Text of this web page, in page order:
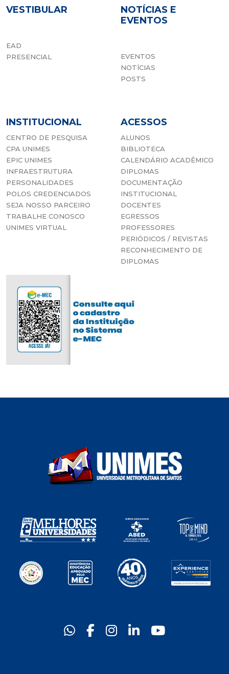
VESTIBULAR
EAD
PRESENCIAL
NOTÍCIAS E
EVENTOS
EVENTOS
NOTÍCIAS
POSTS
INSTITUCIONAL
CENTRO DE PESQUISA
CPA UNIMES
EPIC UNIMES
INFRAESTRUTURA
PERSONALIDADES
POLOS CREDENCIADOS
SEJA NOSSO PARCEIRO
TRABALHE CONOSCO
UNIMES VIRTUAL
ACESSOS
ALUNOS
BIBLIOTECA
CALENDÁRIO ACADÊMICO
DIPLOMAS
DOCUMENTAÇÃO
INSTITUCIONAL
DOCENTES
EGRESSOS
PROFESSORES
PERIÓDICOS / REVISTAS
RECONHECIMENTO DE
DIPLOMAS